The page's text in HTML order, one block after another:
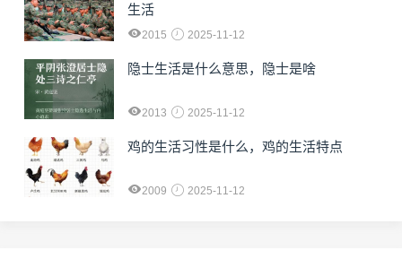
生活
2015 2025-11-12
隐士生活是什么意思，隐士是啥
2013 2025-11-12
鸡的生活习性是什么，鸡的生活特点
2009 2025-11-12